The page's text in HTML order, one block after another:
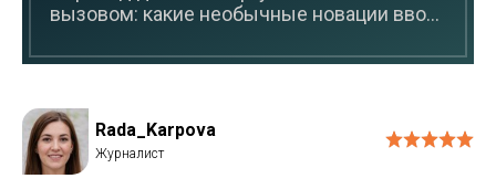
вызовом: какие необычные новации вво...
Rada_Karpova